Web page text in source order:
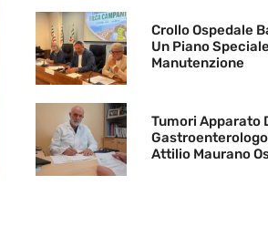
Crollo Ospedale
Un Piano
Manutenzione
Tumori Apparato
Attilio Maurano